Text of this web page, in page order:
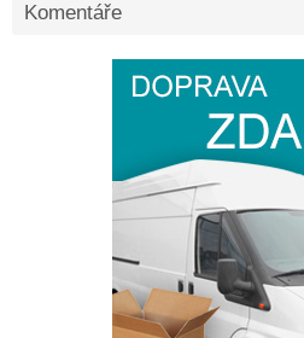
Komentáře